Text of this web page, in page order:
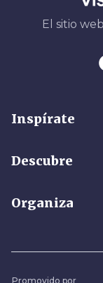
El sitio
Inspírate
Descubre
Organiza
Promovido por